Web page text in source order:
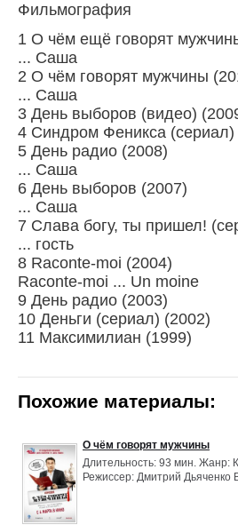
Фильмография
1 О чём ещё говорят
... Саша
2 О чём говорят мужчины
... Саша
3 День выборов (видео)
4 Синдром Феникса (сериал)
5 День радио (2008)
... Саша
6 День выборов (2007)
... Саша
7 Слава богу, ты пришел!
... гость
8 Raconte-moi (2004)
Raconte-moi ... Un moine
9 День радио (2003)
10 Деньги (сериал) (2002)
11 Максимилиан (1999)
Похожие материалы:
О чём говорят мужчины
Длительность: 93 мин. Жанр:
Режиссер: Дмитрий Дьяченко